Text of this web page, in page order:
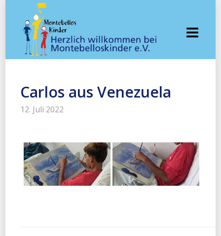
Carlos aus Venezuela
12. Juli 2022